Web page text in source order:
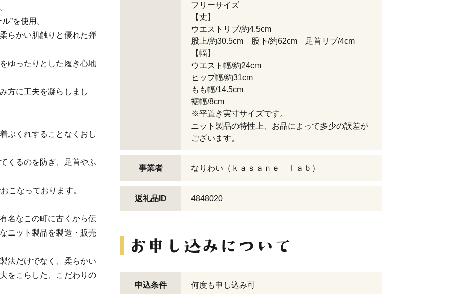
”を使用。
らかい肌触りと優れた弾
ゆったりとした履き心地
方に工夫を凝らしまし
ぶくれすることなくおし
くるのを防ぎ、足首やふ
こなっております。
名なこの町に古くから伝
ニット製品を製造・販売
法だけでなく、柔らかい
をこらした、こだわりの
フリーサイズ
【丈】
ウエストリブ/約4.5cm
股上/約30.5cm 股下/約62cm 足首リブ/4cm
【幅】
ウエスト幅/約24cm
ヒップ幅/約31cm
もも幅/14.5cm
裾幅/8cm
※平置き実寸サイズです。
ニット製品の特性上、お品によって多少の誤差が
ございます。
事業者 なりわい（ｋａｓａｎｅ ｌａｂ）
返礼品ID 4848020
申込条件 何度も申し込み可